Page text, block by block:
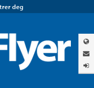
deg